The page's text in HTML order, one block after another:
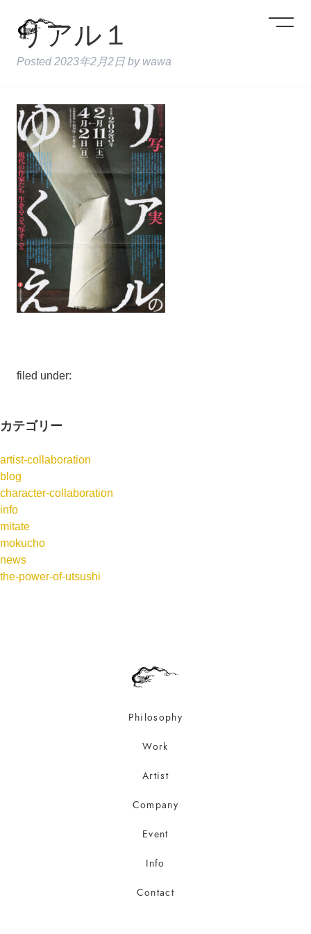
リアル１
Posted 2023年2月2日 by wawa
filed under:
カテゴリー
artist-collaboration
blog
character-collaboration
info
mitate
mokucho
news
the-power-of-utsushi
Philosophy
Work
Artist
Company
Event
Info
Contact